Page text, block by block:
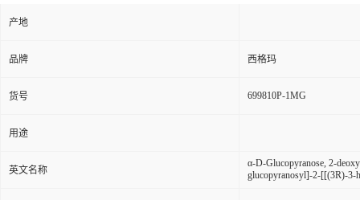
产地
品牌 西格玛
货号 699810P-1MG
用途
英文名称
α-D-Glucopyranose, 2-
glucopyranosyl]-2-[[(3R)-3-